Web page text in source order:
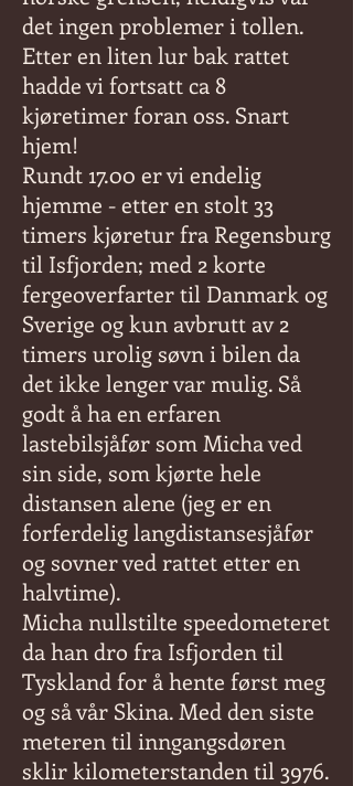
det ingen problemer i tollen.
Etter en liten lur bak rattet
hadde vi fortsatt ca 8
kjøretimer foran oss. Snart
hjem!
Rundt 17.00 er vi endelig
hjemme - etter en stolt 33
timers kjøretur fra Regensburg
til Isfjorden; med 2 korte
fergeoverfarter til Danmark og
Sverige og kun avbrutt av 2
timers urolig søvn i bilen da
det ikke lenger var mulig. Så
godt å ha en erfaren
lastebilsjåfør som Micha ved
sin side, som kjørte hele
distansen alene (jeg er en
forferdelig langdistansesjåfør
og sovner ved rattet etter en
halvtime).
Micha nullstilte speedometeret
da han dro fra Isfjorden til
Tyskland for å hente først meg
og så vår Skina. Med den siste
meteren til inngangsdøren
sklir kilometerstanden til 3976.